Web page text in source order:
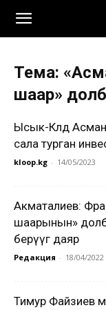
Тема:
шаар»
Ысык-Көлдө
сала турган
kloop.kg - 14/05/2023
Акматалиев:
шаарынын»
берүүгө даяр
Редакция - 18/04/2022
Тимур Файзиев